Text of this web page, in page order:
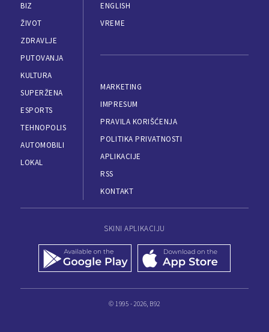
BIZ
ŽIVOT
ZDRAVLJE
PUTOVANJA
KULTURA
SUPERŽENA
ESPORTS
TEHNOPOLIS
AUTOMOBILI
LOKAL
ENGLISH
VREME
MARKETING
IMPRESUM
PRAVILA KORIŠĆENJA
POLITIKA PRIVATNOSTI
APLIKACIJE
RSS
KONTAKT
SKINI APLIKACIJU
© 1995 - 2026, B92